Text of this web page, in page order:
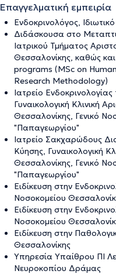
Επαγγελματική εμπειρία
Ενδοκρινολόγος,
Διδάσκουσα στο
Ιατρικού Τμήματος
Θεσσαλονίκης, καθώς
programs (MSc on
Research Methodology)
Ιατρείο
Γυναικολογική Κλινική
Θεσσαλονίκης, Γενικό
"Παπαγεωργίου"
Ιατρείο Σακχαρώδους
Κύησης, Γυναικολογική
Θεσσαλονίκης, Γενικό
"Παπαγεωργίου"
Ειδίκευση στην
Νοσοκομείου
Ειδίκευση στην
Νοσοκομείου
Ειδίκευση στην
Θεσσαλονίκης
Υπηρεσία Υπαίθρου ΠΙ
Νευροκοπίου Δράμας